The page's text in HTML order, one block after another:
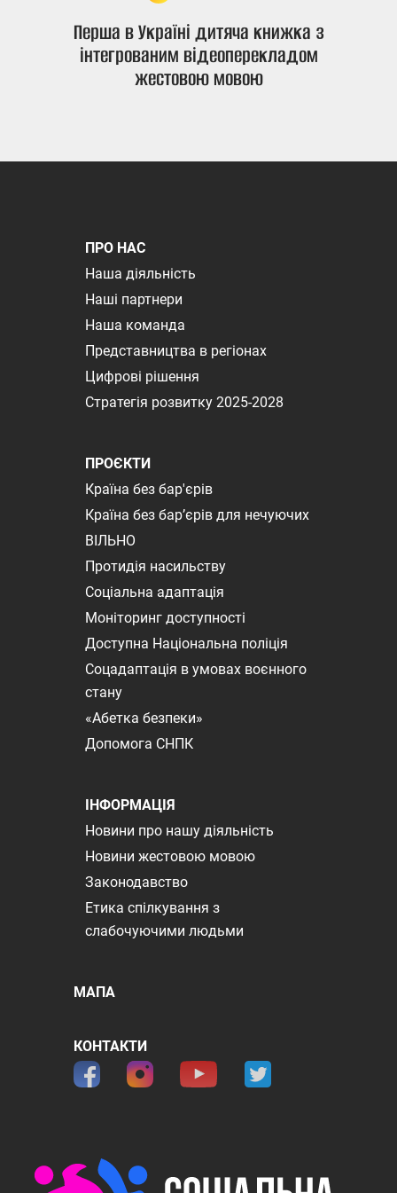
Перша в Україні дитяча книжка з
інтегрованим відеоперекладом
жестовою мовою
ПРО НАС
Наша діяльність
Наші партнери
Наша команда
Представництва в регіонах
Цифрові рішення
Стратегія розвитку 2025-2028
ПРОЄКТИ
Країна без бар'єрів
Країна без бар’єрів для нечуючих
ВІЛЬНО
Протидія насильству
Соціальна адаптація
Моніторинг доступності
Доступна Національна поліція
Соцадаптація в умовах воєнного
стану
«Абетка безпеки»
Допомога СНПК
ІНФОРМАЦІЯ
Новини про нашу діяльність
Новини жестовою мовою
Законодавство
Етика спілкування з
слабочуючими людьми
МАПА
КОНТАКТИ